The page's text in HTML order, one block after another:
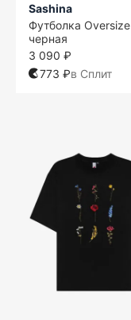
Sashina
Футболка Oversize
черная
3 090 ₽
773 ₽в Сплит